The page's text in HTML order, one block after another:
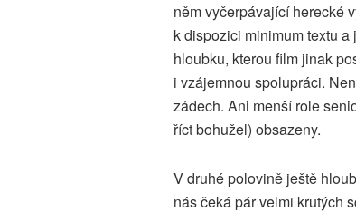
něm vyčerpávající herecké
k dispozici minimum textu
hloubku, kterou film jinak
i vzájemnou spolupráci.
zádech. Ani menší role
říct bohužel) obsazeny.
V druhé polovině ještě
nás čeká pár velmi krutých